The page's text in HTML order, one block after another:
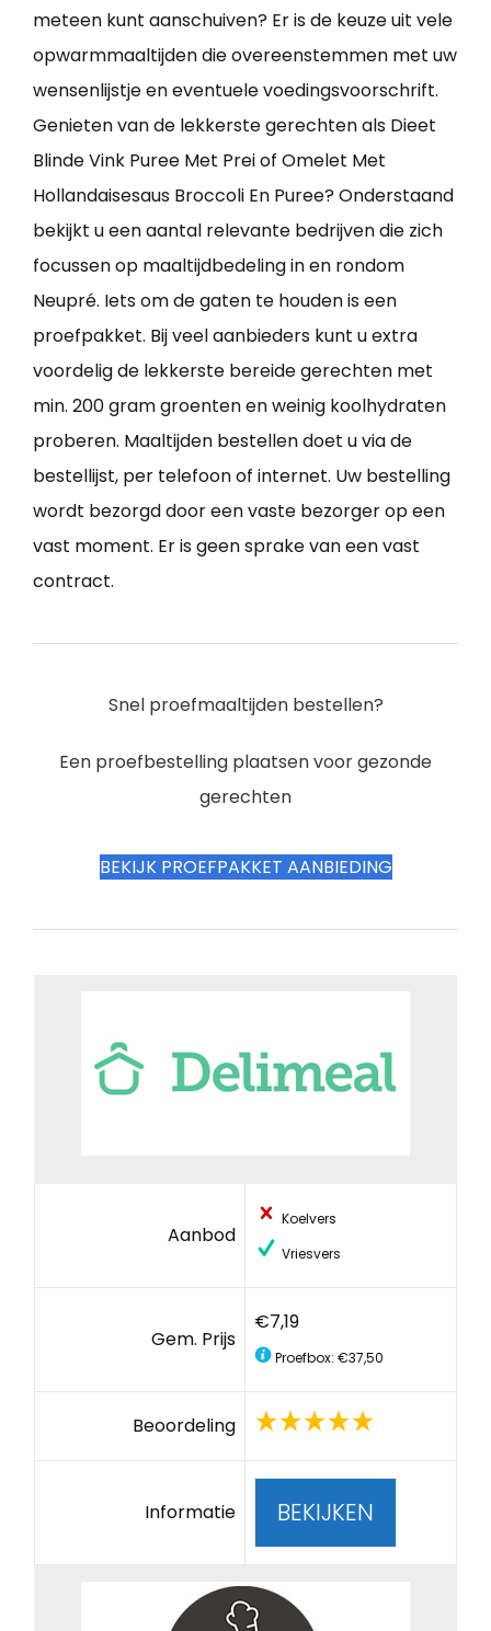
meteen kunt aanschuiven? Er is de keuze uit vele
opwarmmaaltijden die overeenstemmen met uw
wensenlijstje en eventuele voedingsvoorschrift.
Genieten van de lekkerste gerechten als Dieet
Blinde Vink Puree Met Prei of Omelet Met
Hollandaisesaus Broccoli En Puree? Onderstaand
bekijkt u een aantal relevante bedrijven die zich
focussen op maaltijdbedeling in en rondom
Neupré. Iets om de gaten te houden is een
proefpakket. Bij veel aanbieders kunt u extra
voordelig de lekkerste bereide gerechten met
min. 200 gram groenten en weinig koolhydraten
proberen. Maaltijden bestellen doet u via de
bestellijst, per telefoon of internet. Uw bestelling
wordt bezorgd door een vaste bezorger op een
vast moment. Er is geen sprake van een vast
contract.
Snel proefmaaltijden bestellen?
Een proefbestelling plaatsen voor gezonde
gerechten
BEKIJK PROEFPAKKET AANBIEDING
Aanbod
Koelvers
Vriesvers
Gem. Prijs
€7,19
Proefbox: €37,50
Beoordeling
Informatie BEKIJKEN